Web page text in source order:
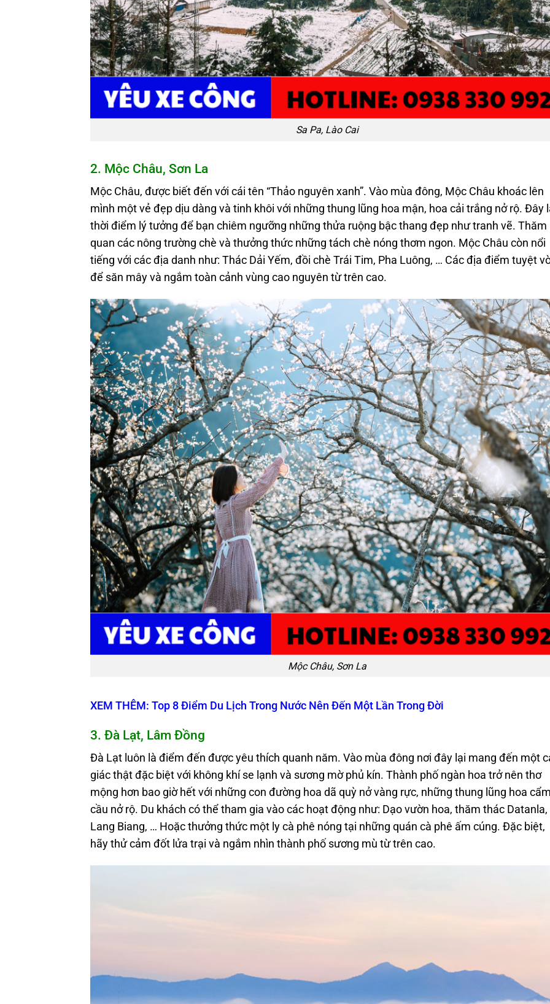
Sa Pa, Lào Cai
2. Mộc Châu, Sơn La
Mộc Châu, được biết đến với cái tên “Thảo nguyên xanh”. Vào mùa đông, Mộc Châu khoác lên
mình một vẻ đẹp dịu dàng và tinh khôi với những thung lũng hoa mận, hoa cải trắng nở rộ. Đây
thời điểm lý tưởng để bạn chiêm ngưỡng những thửa ruộng bậc thang đẹp như tranh vẽ. Thăm
quan các nông trường chè và thưởng thức những tách chè nóng thơm ngon. Mộc Châu còn nổi
tiếng với các địa danh như: Thác Dải Yếm, đồi chè Trái Tim, Pha Luông, … Các địa điểm tuyệt
để săn mây và ngắm toàn cảnh vùng cao nguyên từ trên cao.
Mộc Châu, Sơn La
XEM THÊM: Top 8 Điểm Du Lịch Trong Nước Nên Đến Một Lần Trong Đời
3. Đà Lạt, Lâm Đồng
Đà Lạt luôn là điểm đến được yêu thích quanh năm. Vào mùa đông nơi đây lại mang đến một
giác thật đặc biệt với không khí se lạnh và sương mờ phủ kín. Thành phố ngàn hoa trở nên thơ
mộng hơn bao giờ hết với những con đường hoa dã quỳ nở vàng rực, những thung lũng hoa
cầu nở rộ. Du khách có thể tham gia vào các hoạt động như: Dạo vườn hoa, thăm thác Datanla,
Lang Biang, … Hoặc thưởng thức một ly cà phê nóng tại những quán cà phê ấm cúng. Đặc biệt,
hãy thử cảm đốt lửa trại và ngắm nhìn thành phố sương mù từ trên cao.